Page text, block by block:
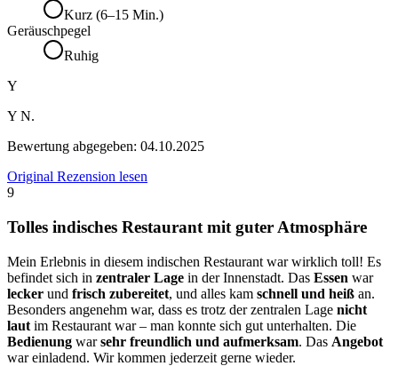
Kurz (6–15 Min.)
Geräuschpegel
Ruhig
Y
Y N.
Bewertung abgegeben: 04.10.2025
Original Rezension lesen
9
Tolles indisches Restaurant mit guter Atmosphäre
Mein Erlebnis in diesem indischen Restaurant war wirklich toll! Es
befindet sich in zentraler Lage in der Innenstadt. Das Essen war
lecker und frisch zubereitet, und alles kam schnell und heiß an.
Besonders angenehm war, dass es trotz der zentralen Lage nicht
laut im Restaurant war – man konnte sich gut unterhalten. Die
Bedienung warsehr freundlich und aufmerksam. Das Angebot
war einladend. Wir kommen jederzeit gerne wieder.